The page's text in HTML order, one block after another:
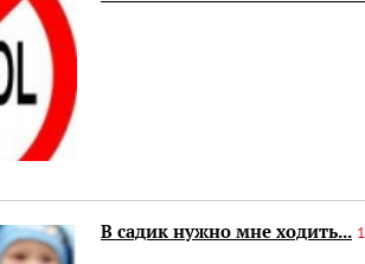
В садик нужно мне ходить...